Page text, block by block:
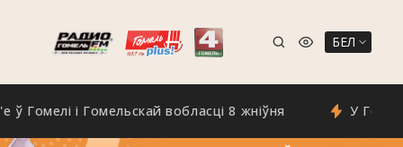
БЕЛ
і Гомельскай вобласці 8 жніўня У Гомелі